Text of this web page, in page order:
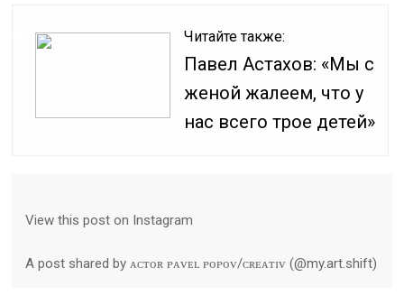
Читайте также:
Павел Астахов: «Мы с
женой жалеем, что у
нас всего трое детей»
View this post on Instagram
A post shared by ᴀᴄᴛᴏʀ ᴘᴀᴠᴇʟ ᴘᴏᴘᴏᴠ/ᴄʀᴇᴀᴛɪᴠ (@my.art.shift)